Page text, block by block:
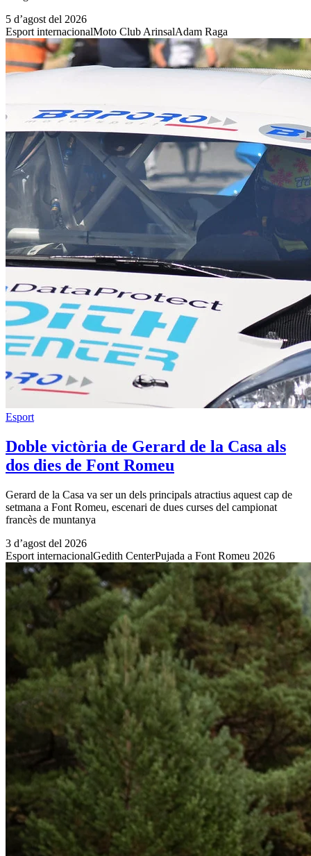
5 d’agost del 2026
Esport internacionalMoto Club ArinsalAdam Raga
Esport
Doble victòria de Gerard de la Casa als
dos dies de Font Romeu
Gerard de la Casa va ser un dels principals atractius aquest cap de
setmana a Font Romeu, escenari de dues curses del campionat
francès de muntanya
3 d’agost del 2026
Esport internacionalGedith CenterPujada a Font Romeu 2026